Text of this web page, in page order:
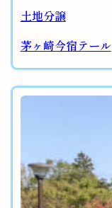
土地分譲
茅ヶ崎今宿テール